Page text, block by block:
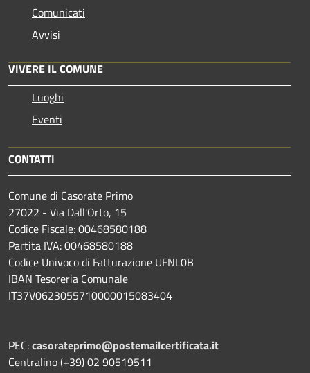
Comunicati
Avvisi
VIVERE IL COMUNE
Luoghi
Eventi
CONTATTI
Comune di Casorate Primo
27022 - Via Dall'Orto, 15
Codice Fiscale: 00468580188
Partita IVA: 00468580188
Codice Univoco di Fatturazione UFNL0B
IBAN Tesoreria Comunale
IT37V0623055710000015083404
PEC:casorateprimo@postemailcertificata.it
Centralino (+39) 02 90519511